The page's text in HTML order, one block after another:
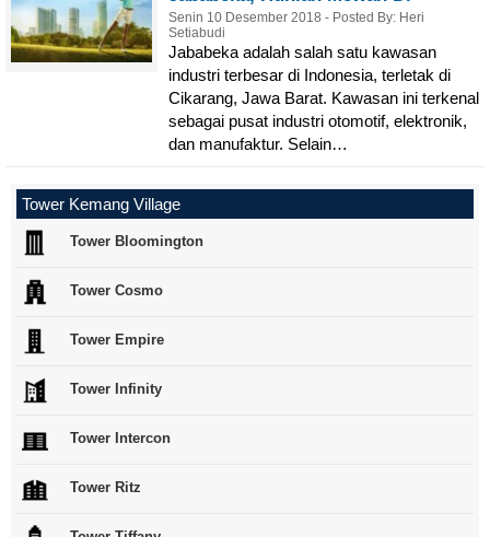
Kawasan Terbaik
Senin 10 Desember 2018 - Posted By: Heri
Setiabudi
Jababeka adalah salah satu kawasan
industri terbesar di Indonesia, terletak di
Cikarang, Jawa Barat. Kawasan ini terkenal
sebagai pusat industri otomotif, elektronik,
dan manufaktur. Selain…
Tower Kemang Village
Tower Bloomington
Tower Cosmo
Tower Empire
Tower Infinity
Tower Intercon
Tower Ritz